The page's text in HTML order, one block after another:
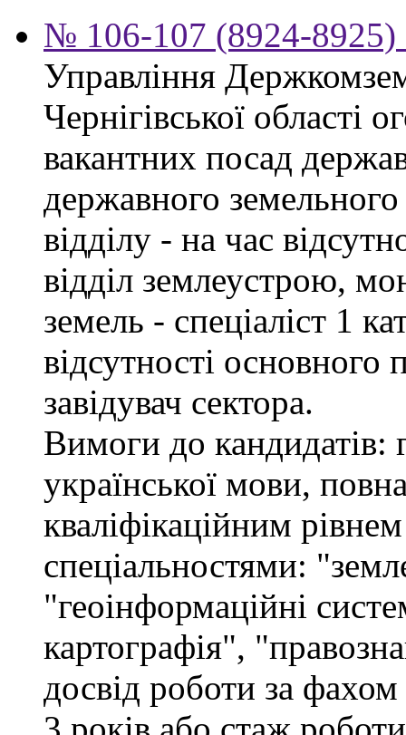
№ 106-107 (8924-8925)
Управління
Чернігівської області
вакантних посад
державного земельного
відділу - на час
відділ землеустрою,
земель - спеціаліст 1
відсутності
завідувач сектора.
Вимоги до кандидатів:
української мови,
кваліфікаційним
спеціальностями:
"геоінформаційні
картографія",
досвід роботи за